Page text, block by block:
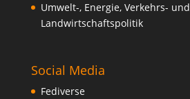
Umwelt-, Energie, Verkehrs- und
Landwirtschaftspolitik
Social Media
Fediverse